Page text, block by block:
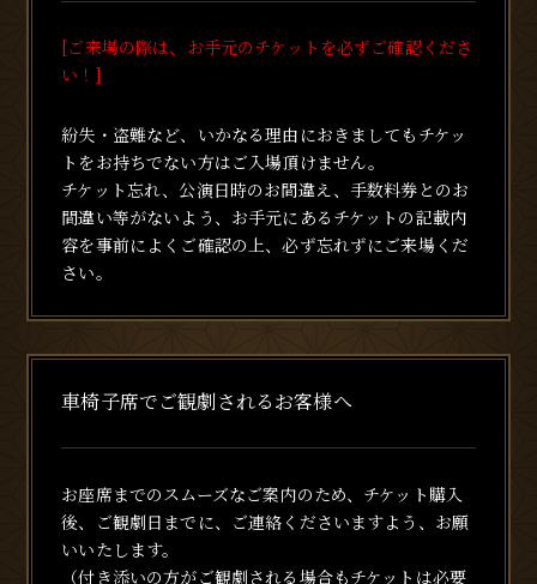
[ご来場の際は、お手元のチケットを必ずご確認くださ
い！]
紛失・盗難など、いかなる理由におきましてもチケッ
トをお持ちでない方はご入場頂けません。
チケット忘れ、公演日時のお間違え、手数料券とのお
間違い等がないよう、お手元にあるチケットの記載内
容を事前によくご確認の上、必ず忘れずにご来場くだ
さい。
車椅子席でご観劇されるお客様へ
お座席までのスムーズなご案内のため、チケット購入
後、ご観劇日までに、ご連絡くださいますよう、お願
いいたします。
（付き添いの方がご観劇される場合もチケットは必要